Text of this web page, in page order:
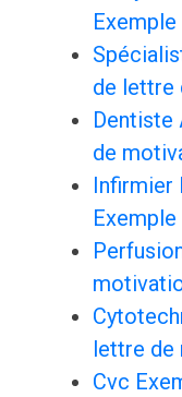
de lettre
Dentiste
de
Infirmier
lettre de
Cvc